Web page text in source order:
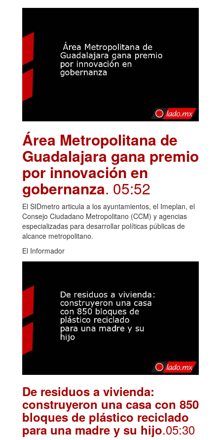
Área Metropolitana de
Guadalajara gana premio
por innovación en
gobernanza. 05:52
El SIDmetro articula a los ayuntamientos, el Imeplan, el
Consejo Ciudadano Metropolitano (CCM) y agencias
especializadas para desarrollar políticas públicas de
alcance metropolitano.
El Informador
De residuos a vivienda:
construyeron una casa con 850
bloques de plástico reciclado
para una madre y su hijo.05:30